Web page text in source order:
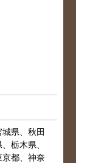
県、秋田
栃木県、
都、神奈